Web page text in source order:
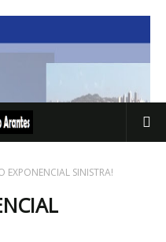
EXPONENCIAL SINISTRA!